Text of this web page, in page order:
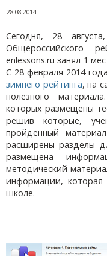
28.08.2014
Сегодня, 28
Общероссийского
enlessons.ru занял 1
С 28 февраля 2014
зимнего рейтинга, на
полезного
которых размещены
решив которые,
пройденный
расширены разделы
размещена
методический
информации,
школе.